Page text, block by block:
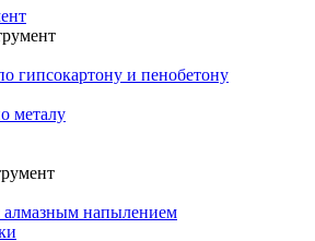
гипсокартону и пенобетону
металу
алмазным напылением